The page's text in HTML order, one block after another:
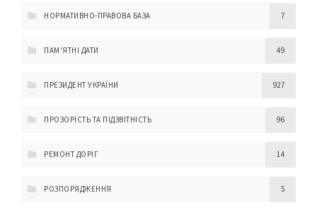
НОРМАТИВНО-ПРАВОВА БАЗА 7
ПАМ'ЯТНІ ДАТИ 49
ПРЕЗИДЕНТ УКРАЇНИ 927
ПРОЗОРІСТЬ ТА ПІДЗВІТНІСТЬ 96
РЕМОНТ ДОРІГ 14
РОЗПОРЯДЖЕННЯ 5